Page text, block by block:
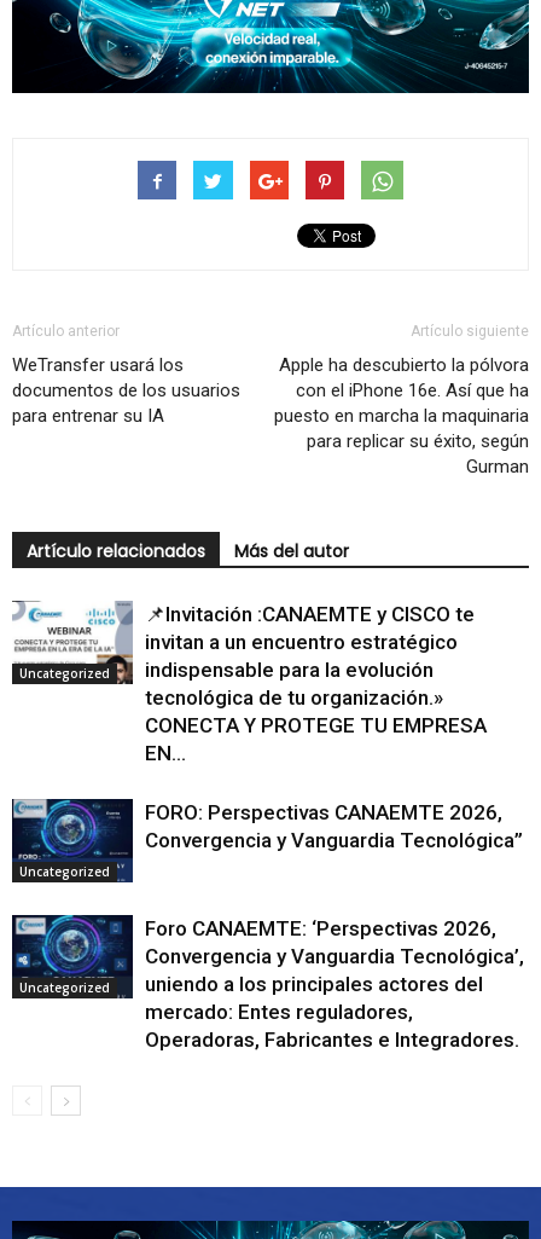
Artículo anterior
WeTransfer usará los
documentos de los usuarios
para entrenar su IA
Artículo siguiente
Apple ha descubierto la pólvora
con el iPhone 16e. Así que ha
puesto en marcha la maquinaria
para replicar su éxito, según
Gurman
Artículo relacionados Más del autor
Uncategorized
📌Invitación :CANAEMTE y CISCO te
invitan a un encuentro estratégico
indispensable para la evolución
tecnológica de tu organización.»
CONECTA Y PROTEGE TU EMPRESA
EN...
Uncategorized
FORO: Perspectivas CANAEMTE 2026,
Convergencia y Vanguardia Tecnológica”
Uncategorized
Foro CANAEMTE: ‘Perspectivas 2026,
Convergencia y Vanguardia Tecnológica’,
uniendo a los principales actores del
mercado: Entes reguladores,
Operadoras, Fabricantes e Integradores.